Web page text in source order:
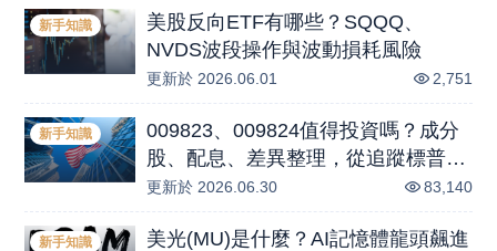
新手知識
美股反向ETF有哪些？SQQQ、
NVDS波段操作與波動損耗風險
更新於 2026.06.01 2,751
新手知識
009823、009824值得投資嗎？成分
股、配息、差異整理，從追蹤標普
500指數到廣納AI巨頭的美股ETF布
局攻略!
更新於 2026.06.30 83,140
新手知識
美光(MU)是什麼？AI記憶體龍頭飆進